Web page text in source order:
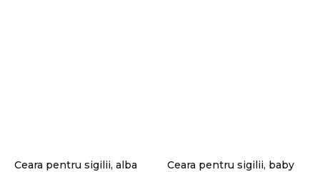
Ceara pentru sigilii, alba
Ceara pentru sigilii, baby